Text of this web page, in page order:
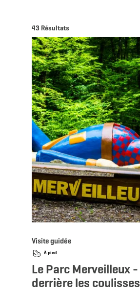
43 Résultats
Visite guidée
À pied
Le Parc Merveilleux -
derrière les coulisses